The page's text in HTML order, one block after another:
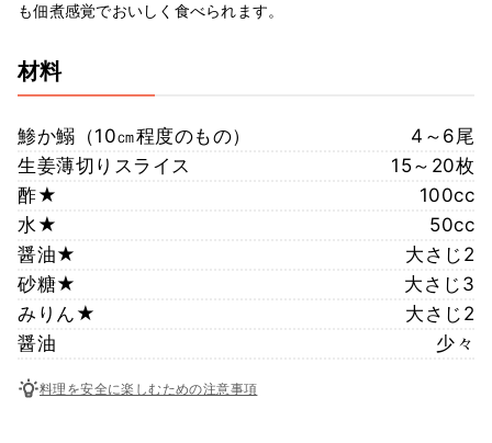
も佃煮感覚でおいしく食べられます。
材料
鯵か鰯（10㎝程度のもの）
4～6尾
生姜薄切りスライス
15～20枚
酢★
100cc
水★
50cc
醤油★
大さじ2
砂糖★
大さじ3
みりん★
大さじ2
醤油
少々
料理を安全に楽しむための注意事項